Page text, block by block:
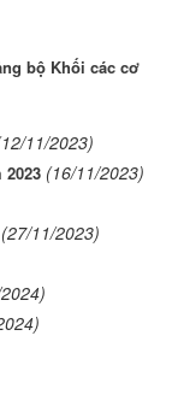
bộ Khối các cơ
11/2023)
(16/11/2023)
(27/11/2023)